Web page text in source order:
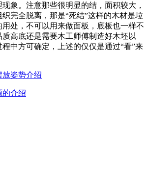
象。注意那些很明显的结，面积较大，
完全脱离，那是“死结”这样的木材是垃
处，不可以用来做面板，底板也一样不
高底还是需要木工师傅制造好木坯以
中方可确定，上述的仅仅是通过“看”来
放姿势介绍
的介绍